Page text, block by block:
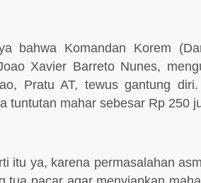
bahwa Komandan Korem
Xavier Barreto Nunes,
Pratu AT, tewus gantung
tuntutan mahar sebesar Rp 250
itu ya, karena permasalahan